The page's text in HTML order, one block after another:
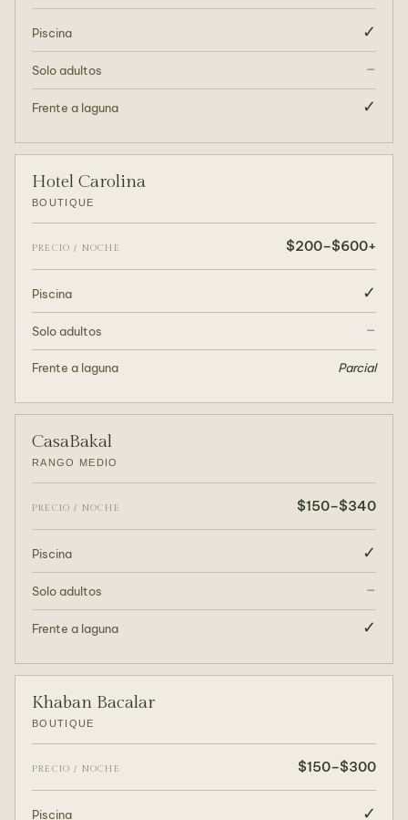
Piscina ✓
Solo adultos –
Frente a laguna ✓
Hotel Carolina
BOUTIQUE
PRECIO / NOCHE $200–$600+
Piscina ✓
Solo adultos –
Frente a laguna Parcial
CasaBakal
RANGO MEDIO
PRECIO / NOCHE $150–$340
Piscina ✓
Solo adultos –
Frente a laguna ✓
Khaban Bacalar
BOUTIQUE
PRECIO / NOCHE $150–$300
Piscina ✓